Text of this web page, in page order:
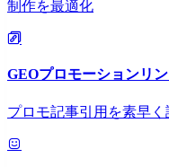
制作を最適化
GEOプロモーションリ
プロモ記事引用を素早